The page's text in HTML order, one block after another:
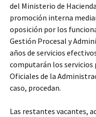
del Ministerio de
promoción interna
oposición por los
Gestión Procesal y
años de servicios
computarán los servicios
Oficiales de la
caso, procedan.
Las restantes vacantes,